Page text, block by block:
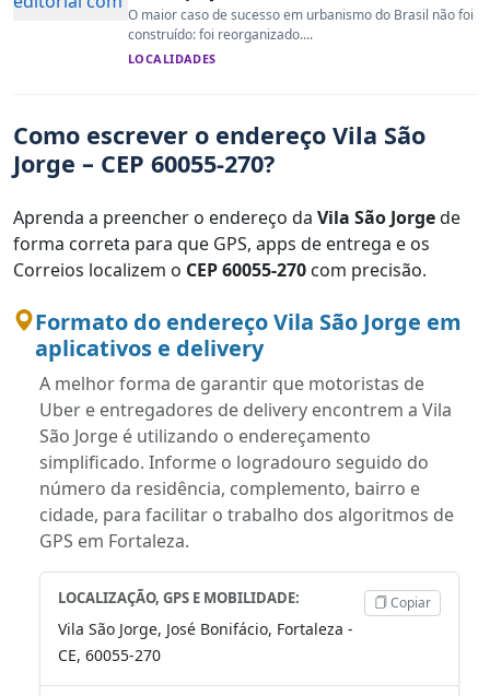
O maior caso de sucesso em urbanismo do Brasil não foi
construído: foi reorganizado....
LOCALIDADES
Como escrever o endereço Vila São
Jorge – CEP 60055-270?
Aprenda a preencher o endereço da Vila São Jorgede
forma correta para que GPS, apps de entrega e os
Correios localizem o CEP 60055-270 com precisão.
Formato do endereço Vila São Jorge em
aplicativos e delivery
A melhor forma de garantir que motoristas de
Uber e entregadores de delivery encontrem a Vila
São Jorge é utilizando o endereçamento
simplificado. Informe o logradouro seguido do
número da residência, complemento, bairro e
cidade, para facilitar o trabalho dos algoritmos de
GPS em Fortaleza.
LOCALIZAÇÃO, GPS E MOBILIDADE:
Vila São Jorge, José Bonifácio, Fortaleza -
CE, 60055-270
Copiar